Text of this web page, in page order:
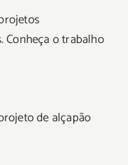
Conheça o trabalho
de alçapão